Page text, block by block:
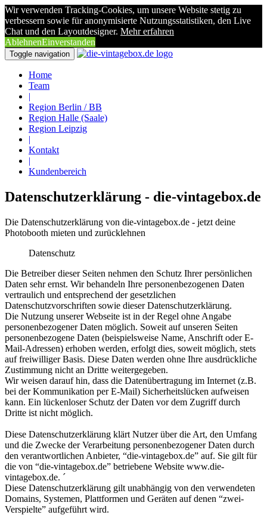
Wir verwenden Tracking-Cookies, um unsere Website stetig zu
verbessern sowie für anonymisierte Nutzungsstatistiken, den Live
Chat und den Layoutdesigner. Mehr erfahren
AblehnenEinverstanden
Toggle navigation
Home
Team
|
Region Berlin / BB
Region Halle (Saale)
Region Leipzig
|
Kontakt
|
Kundenbereich
Datenschutzerklärung - die-vintagebox.de
Die Datenschutzerklärung von die-vintagebox.de - jetzt deine
Photobooth mieten und zurücklehnen
Datenschutz
Die Betreiber dieser Seiten nehmen den Schutz Ihrer persönlichen
Daten sehr ernst. Wir behandeln Ihre personenbezogenen Daten
vertraulich und entsprechend der gesetzlichen
Datenschutzvorschriften sowie dieser Datenschutzerklärung.
Die Nutzung unserer Webseite ist in der Regel ohne Angabe
personenbezogener Daten möglich. Soweit auf unseren Seiten
personenbezogene Daten (beispielsweise Name, Anschrift oder E-
Mail-Adressen) erhoben werden, erfolgt dies, soweit möglich, stets
auf freiwilliger Basis. Diese Daten werden ohne Ihre ausdrückliche
Zustimmung nicht an Dritte weitergegeben.
Wir weisen darauf hin, dass die Datenübertragung im Internet (z.B.
bei der Kommunikation per E-Mail) Sicherheitslücken aufweisen
kann. Ein lückenloser Schutz der Daten vor dem Zugriff durch
Dritte ist nicht möglich.
Diese Datenschutzerklärung klärt Nutzer über die Art, den Umfang
und die Zwecke der Verarbeitung personenbezogener Daten durch
den verantwortlichen Anbieter, “die-vintagebox.de” auf. Sie gilt für
die von “die-vintagebox.de” betriebene Website www.die-
vintagebox.de. ´
Diese Datenschutzerklärung gilt unabhängig von den verwendeten
Domains, Systemen, Plattformen und Geräten auf denen “zwei-
Verspielte” aufgeführt wird.